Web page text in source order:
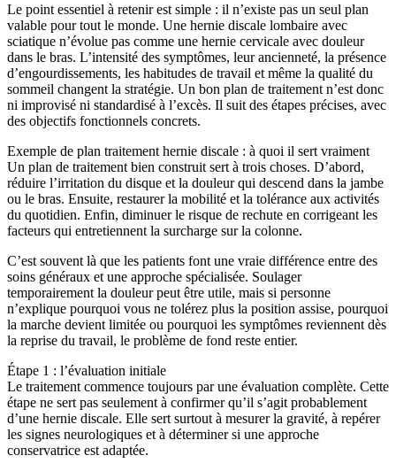
Le point essentiel à retenir est simple : il n’existe pas un seul plan
valable pour tout le monde. Une hernie discale lombaire avec
sciatique n’évolue pas comme une hernie cervicale avec douleur
dans le bras. L’intensité des symptômes, leur ancienneté, la présence
d’engourdissements, les habitudes de travail et même la qualité du
sommeil changent la stratégie. Un bon plan de traitement n’est donc
ni improvisé ni standardisé à l’excès. Il suit des étapes précises, avec
des objectifs fonctionnels concrets.
Exemple de plan traitement hernie discale : à quoi il sert vraiment
Un plan de traitement bien construit sert à trois choses. D’abord,
réduire l’irritation du disque et la douleur qui descend dans la jambe
ou le bras. Ensuite, restaurer la mobilité et la tolérance aux activités
du quotidien. Enfin, diminuer le risque de rechute en corrigeant les
facteurs qui entretiennent la surcharge sur la colonne.
C’est souvent là que les patients font une vraie différence entre des
soins généraux et une approche spécialisée. Soulager
temporairement la douleur peut être utile, mais si personne
n’explique pourquoi vous ne tolérez plus la position assise, pourquoi
la marche devient limitée ou pourquoi les symptômes reviennent dès
la reprise du travail, le problème de fond reste entier.
Étape 1 : l’évaluation initiale
Le traitement commence toujours par une évaluation complète. Cette
étape ne sert pas seulement à confirmer qu’il s’agit probablement
d’une hernie discale. Elle sert surtout à mesurer la gravité, à repérer
les signes neurologiques et à déterminer si une approche
conservatrice est adaptée.